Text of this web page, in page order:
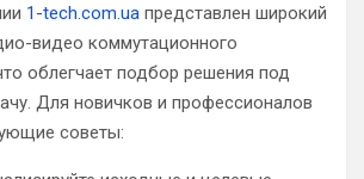
1-tech.com.ua представлен широкий
видео коммутационного
облегчает подбор решения под
Для новичков и профессионалов
советы: